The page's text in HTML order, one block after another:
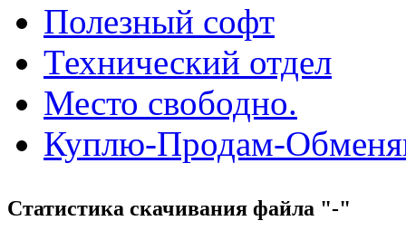
Полезный софт
Технический отдел
Место свободно.
Куплю-Продам-
Статистика скачивания файла "-"